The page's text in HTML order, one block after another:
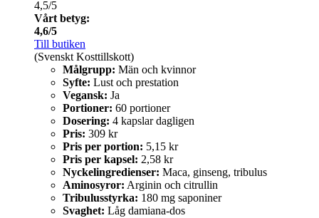
4,5/5
Vårt betyg:
4,6/5
Till butiken
(Svenskt Kosttillskott)
Målgrupp: Män och kvinnor
Syfte: Lust och prestation
Vegansk: Ja
Portioner: 60 portioner
Dosering: 4 kapslar dagligen
Pris: 309 kr
Pris per portion: 5,15 kr
Pris per kapsel: 2,58 kr
Nyckelingredienser: Maca, ginseng, tribulus
Aminosyror: Arginin och citrullin
Tribulusstyrka: 180 mg saponiner
Svaghet: Låg damiana-dos